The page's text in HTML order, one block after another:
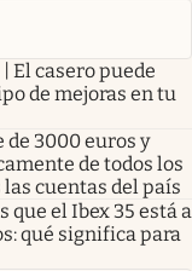
El casero puede
de mejoras en tu
3000 euros y
de todos los
cuentas del país
que el Ibex 35 está a
qué significa para